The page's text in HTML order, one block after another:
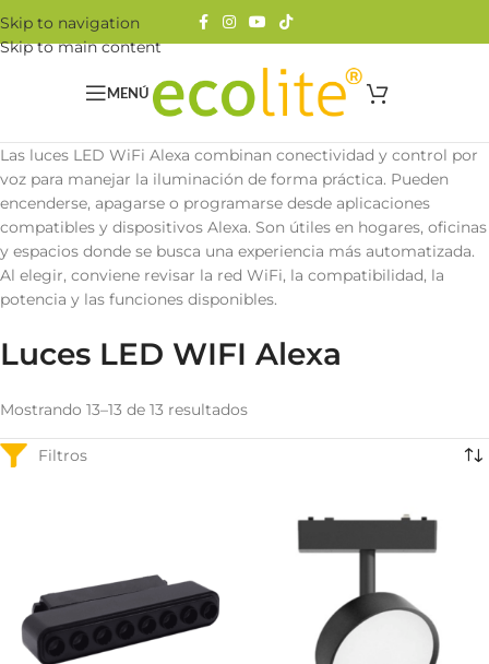
Skip to navigation
Skip to main content
MENÚ
Las luces LED WiFi Alexa combinan conectividad y control por
voz para manejar la iluminación de forma práctica. Pueden
encenderse, apagarse o programarse desde aplicaciones
compatibles y dispositivos Alexa. Son útiles en hogares, oficinas
y espacios donde se busca una experiencia más automatizada.
Al elegir, conviene revisar la red WiFi, la compatibilidad, la
potencia y las funciones disponibles.
Luces LED WIFI Alexa
Mostrando 13–13 de 13 resultados